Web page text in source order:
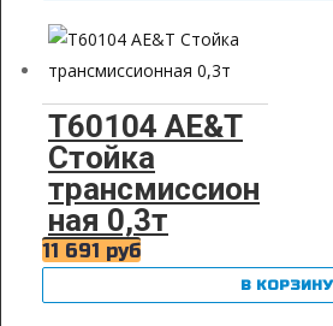
Т60104 AE&T
Стойка
трансмиссион
ная 0,3т
11 691 руб
В КОРЗИНУ